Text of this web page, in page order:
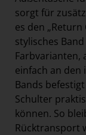
sorgt für
es den „Return
stylisches
Farbvarianten,
einfach an
Bands
Schulter
können. So
Rücktransport